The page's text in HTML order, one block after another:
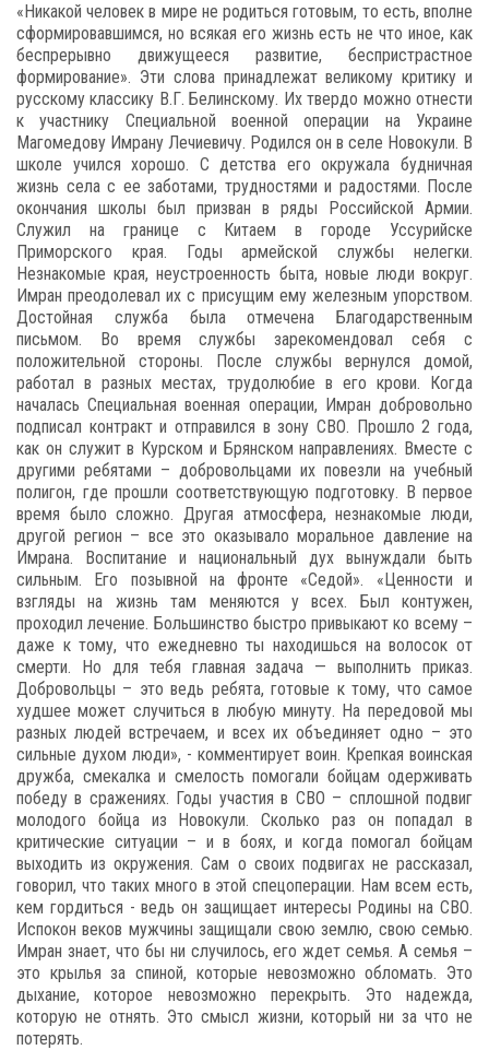
«Никакой человек в мире не родиться готовым, то есть, вполне
сформировавшимся, но всякая его жизнь есть не что иное, как
беспрерывно движущееся развитие, беспристрастное
формирование». Эти слова принадлежат великому критику и
русскому классику В.Г. Белинскому. Их твердо можно отнести
к участнику Специальной военной операции на Украине
Магомедову Имрану Лечиевичу. Родился он в селе Новокули. В
школе учился хорошо. С детства его окружала будничная
жизнь села с ее заботами, трудностями и радостями. После
окончания школы был призван в ряды Российской Армии.
Служил на границе с Китаем в городе Уссурийске
Приморского края. Годы армейской службы нелегки.
Незнакомые края, неустроенность быта, новые люди вокруг.
Имран преодолевал их с присущим ему железным упорством.
Достойная служба была отмечена Благодарственным
письмом. Во время службы зарекомендовал себя с
положительной стороны. После службы вернулся домой,
работал в разных местах, трудолюбие в его крови. Когда
началась Специальная военная операции, Имран добровольно
подписал контракт и отправился в зону СВО. Прошло 2 года,
как он служит в Курском и Брянском направлениях. Вместе с
другими ребятами – добровольцами их повезли на учебный
полигон, где прошли соответствующую подготовку. В первое
время было сложно. Другая атмосфера, незнакомые люди,
другой регион – все это оказывало моральное давление на
Имрана. Воспитание и национальный дух вынуждали быть
сильным. Его позывной на фронте «Седой». «Ценности и
взгляды на жизнь там меняются у всех. Был контужен,
проходил лечение. Большинство быстро привыкают ко всему –
даже к тому, что ежедневно ты находишься на волосок от
смерти. Но для тебя главная задача — выполнить приказ.
Добровольцы – это ведь ребята, готовые к тому, что самое
худшее может случиться в любую минуту. На передовой мы
разных людей встречаем, и всех их объединяет одно – это
сильные духом люди», - комментирует воин. Крепкая воинская
дружба, смекалка и смелость помогали бойцам одерживать
победу в сражениях. Годы участия в СВО – сплошной подвиг
молодого бойца из Новокули. Сколько раз он попадал в
критические ситуации – и в боях, и когда помогал бойцам
выходить из окружения. Сам о своих подвигах не рассказал,
говорил, что таких много в этой спецоперации. Нам всем есть,
кем гордиться - ведь он защищает интересы Родины на СВО.
Испокон веков мужчины защищали свою землю, свою семью.
Имран знает, что бы ни случилось, его ждет семья. А семья –
это крылья за спиной, которые невозможно обломать. Это
дыхание, которое невозможно перекрыть. Это надежда,
которую не отнять. Это смысл жизни, который ни за что не
потерять.